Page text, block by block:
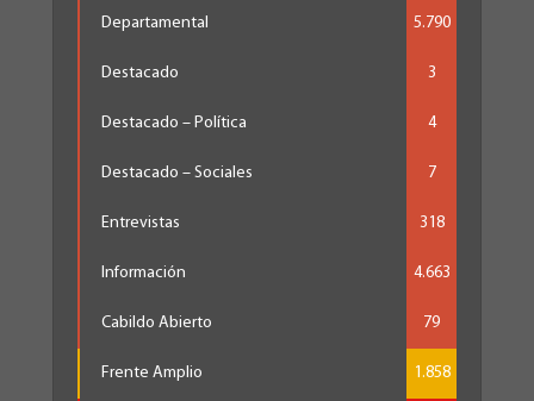
Departamental 5.790
Destacado 3
Destacado – Política 4
Destacado – Sociales 7
Entrevistas 318
Información 4.663
Cabildo Abierto 79
Frente Amplio 1.858